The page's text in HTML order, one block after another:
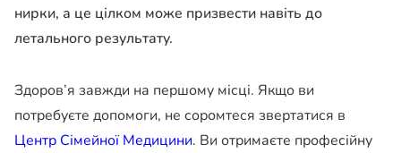
нирки, а це цілком може призвести навіть до
летального результату.
Здоров’я завжди на першому місці. Якщо ви
потребуєте допомоги, не соромтеся звертатися в
Центр Сімейної Медицини. Ви отримаєте професійну